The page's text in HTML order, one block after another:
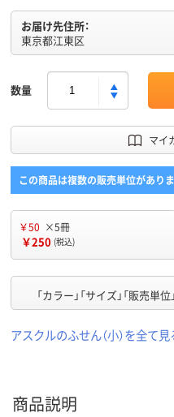
お届け先住所：
東京都江東区
数量
マイ
この商品は複数の販売単位があり
￥50 ×5冊
￥250 (税込)
「カラー」「サイズ」「販売単
アスクルのふせん（小）を全て見
商品説明